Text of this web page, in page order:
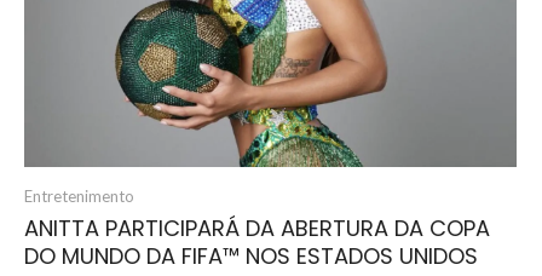
Entretenimento
ANITTA PARTICIPARÁ DA ABERTURA DA COPA
DO MUNDO DA FIFA™️ NOS ESTADOS UNIDOS